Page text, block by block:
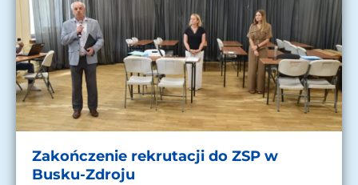
Zakończenie rekrutacji do ZSP w
Busku-Zdroju